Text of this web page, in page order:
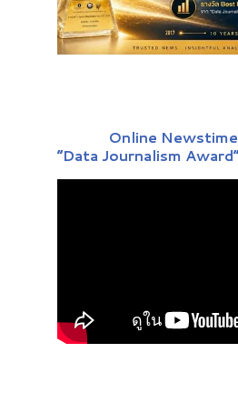
Online Newstime
“Data Journalism